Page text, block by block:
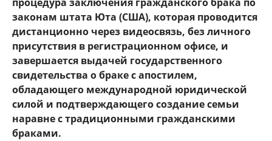
законам штата Юта (США), которая проводится
дистанционно через видеосвязь, без личного
присутствия в регистрационном офисе, и
завершается выдачей государственного
свидетельства о браке с апостилем,
обладающего международной юридической
силой и подтверждающего создание семьи
наравне с традиционными гражданскими
браками.